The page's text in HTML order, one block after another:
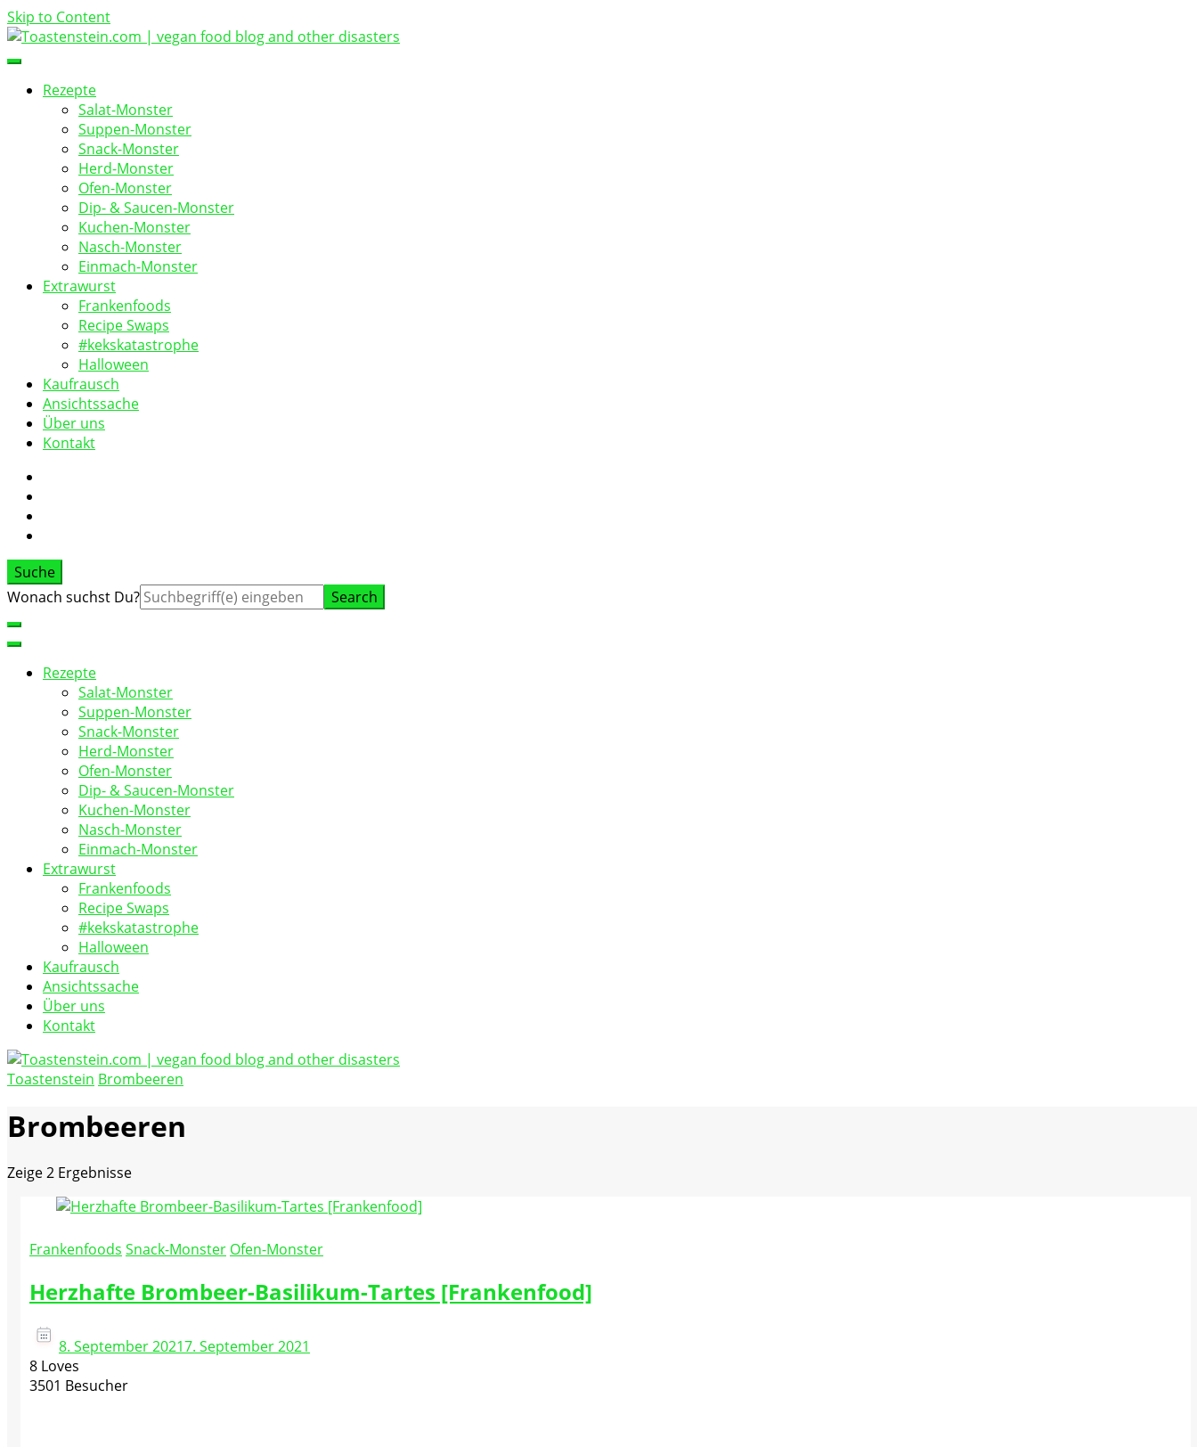
Skip to Content
Toastenstein.com
vegan food blog
Rezepte
Salat-Monster
Suppen-Monster
Snack-Monster
Herd-Monster
Ofen-Monster
Dip- & Saucen-Monster
Kuchen-Monster
Nasch-Monster
Einmach-Monster
Extrawurst
Frankenfoods
Recipe Swaps
#kekskatastrophe
Halloween
Kaufrausch
Ansichtssache
Über uns
Kontakt
Suche
Suche
Wonach suchst Du?
Rezepte
Salat-Monster
Suppen-Monster
Snack-Monster
Herd-Monster
Ofen-Monster
Dip- & Saucen-Monster
Kuchen-Monster
Nasch-Monster
Einmach-Monster
Extrawurst
Frankenfoods
Recipe Swaps
#kekskatastrophe
Halloween
Kaufrausch
Ansichtssache
Über uns
Kontakt
Toastenstein.com
Toastenstein Brombeeren
Brombeeren
Zeige2 Ergebnisse
Frankenfoods Snack-Monster Ofen-Monster
Herzhafte Brombeer-Basilikum-Tartes [Frankenfood]
8. September 20217. September 2021
8 Loves
3501 Besucher